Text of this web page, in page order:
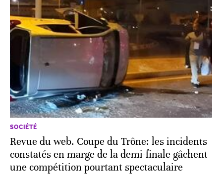
SOCIÉTÉ
Revue du web. Coupe du Trône: les incidents
constatés en marge de la demi-finale gâchent
une compétition pourtant spectaculaire